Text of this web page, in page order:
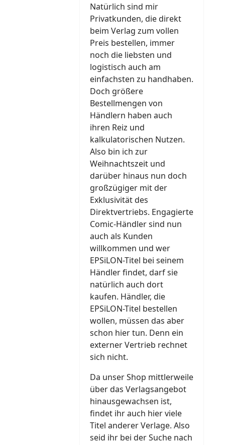
Natürlich sind mir
Privatkunden, die direkt
beim Verlag zum vollen
Preis bestellen, immer
noch die liebsten und
logistisch auch am
einfachsten zu handhaben.
Doch größere
Bestellmengen von
Händlern haben auch
ihren Reiz und
kalkulatorischen Nutzen.
Also bin ich zur
Weihnachtszeit und
darüber hinaus nun doch
großzügiger mit der
Exklusivität des
Direktvertriebs. Engagierte
Comic-Händler sind nun
auch als Kunden
willkommen und wer
EPSiLON-Titel bei seinem
Händler findet, darf sie
natürlich auch dort
kaufen. Händler, die
EPSiLON-Titel bestellen
wollen, müssen das aber
schon hier tun. Denn ein
externer Vertrieb rechnet
sich nicht.
Da unser Shop mittlerweile
über das Verlagsangebot
hinausgewachsen ist,
findet ihr auch hier viele
Titel anderer Verlage. Also
seid ihr bei der Suche nach